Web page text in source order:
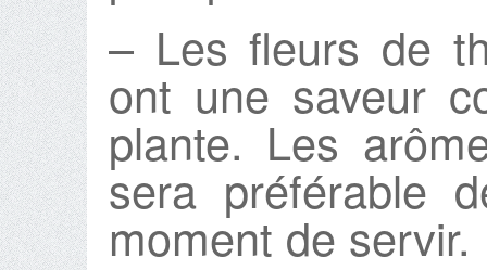
– Les fleurs de
ont une saveur
plante. Les
sera préférable
moment de servir.